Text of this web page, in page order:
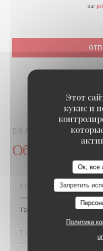
Этот
кукис и
Ок, все
Запретить
Политика
our
BRASSERIE LIPP
Общая
КУХНЯ
Традиционный
ТИП ЗАВЕДЕНИЯ